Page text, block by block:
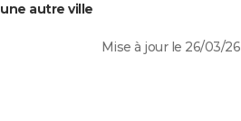
autre ville
Mise à jour le 26/03/26